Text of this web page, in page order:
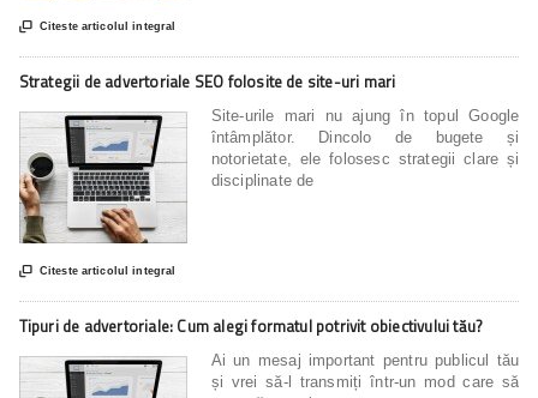
 Citeste articolul integral
Strategii de advertoriale SEO folosite de site-uri mari
Site-urile mari nu ajung în topul Google
întâmplător. Dincolo de bugete și
notorietate, ele folosesc strategii clare și
disciplinate de
 Citeste articolul integral
Tipuri de advertoriale: Cum alegi formatul potrivit obiectivului tău?
Ai un mesaj important pentru publicul tău
și vrei să-l transmiți într-un mod care să